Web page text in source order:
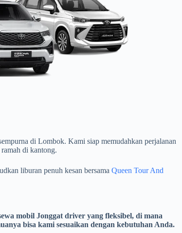
di Lombok. Kami siap memudahkan perjalanan
di kantong.
liburan penuh kesan bersama Queen Tour And
mobil Jonggat driver yang fleksibel, di mana
bisa kami sesuaikan dengan kebutuhan Anda.